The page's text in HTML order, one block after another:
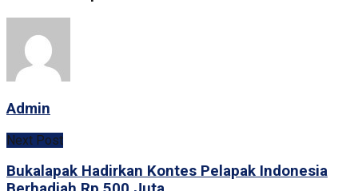
Admin
Next Post
Bukalapak Hadirkan Kontes Pelapak Indonesia